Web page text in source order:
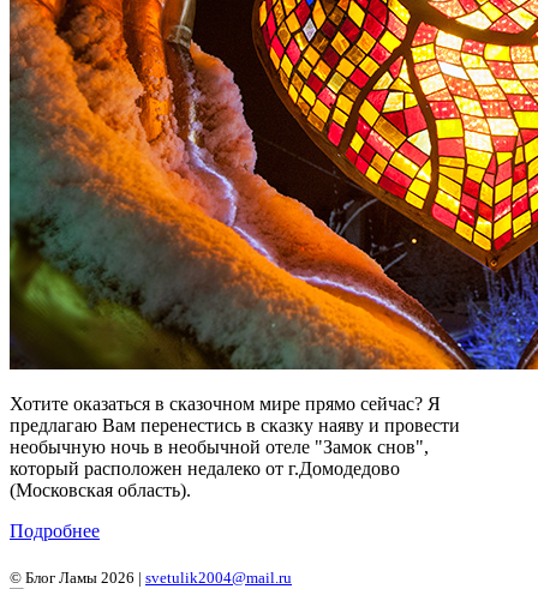
Хотите оказаться в сказочном мире прямо сейчас? Я
предлагаю Вам перенестись в сказку наяву и провести
необычную ночь в необычной отеле "Замок снов",
который расположен недалеко от г.Домодедово
(Московская область).
Подробнее
© Блог Ламы 2026 | svetulik2004@mail.ru